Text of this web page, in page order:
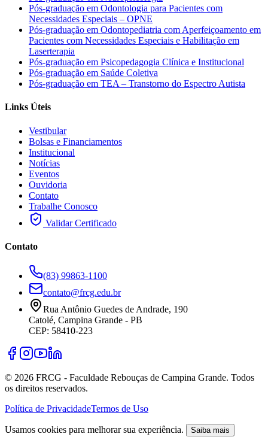
Pós-graduação em Odontologia para Pacientes com
Necessidades Especiais – OPNE
Pós-graduação em Odontopediatria com Aperfeiçoamento em
Pacientes com Necessidades Especiais e Habilitação em
Laserterapia
Pós-graduação em Psicopedagogia Clínica e Institucional
Pós-graduação em Saúde Coletiva
Pós-graduação em TEA – Transtorno do Espectro Autista
Links Úteis
Vestibular
Bolsas e Financiamentos
Institucional
Notícias
Eventos
Ouvidoria
Contato
Trabalhe Conosco
Validar Certificado
Contato
(83) 99863-1100
contato@frcg.edu.br
Rua Antônio Guedes de Andrade, 190
Catolé, Campina Grande - PB
CEP: 58410-223
© 2026 FRCG - Faculdade Rebouças de Campina Grande. Todos
os direitos reservados.
Política de PrivacidadeTermos de Uso
Usamos cookies para melhorar sua experiência. Saiba mais